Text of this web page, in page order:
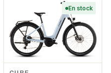
En stock